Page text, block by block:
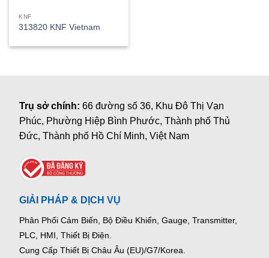
KNF
313820 KNF Vietnam
Trụ sở chính:66 đường số 36, Khu Đô Thị Vạn
Phúc, Phường Hiệp Bình Phước, Thành phố Thủ
Đức, Thành phố Hồ Chí Minh, Việt Nam
GIẢI PHÁP & DỊCH VỤ
Phân Phối Cảm Biến, Bộ Điều Khiển, Gauge, Transmitter,
PLC, HMI, Thiết Bị Điện.
Cung Cấp Thiết Bị Châu Âu (EU)/G7/Korea.